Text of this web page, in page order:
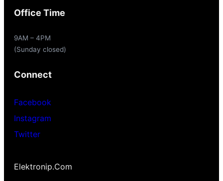
Office Time
9AM – 4PM
(Sunday closed)
Connect
Facebook
Instagram
Twitter
Elektronip.Com